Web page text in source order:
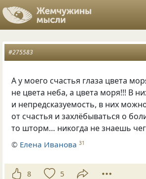
#275583
А у моего cчастья глаза цвета
не цвета неба, а цвета моря!!! В
и непредсказуемость, в них
от счастья и захлёбываться о
то шторм… никогда не знаешь
© Елена Иванова 31
8 5